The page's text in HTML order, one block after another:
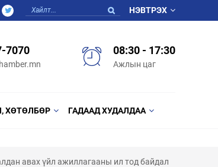
НЭВТРЭХ
7070 08:30 - 17:30
Ажлын цаг
ХӨТӨЛБӨР ГАДААД ХУДАЛДАА
авах үйл ажиллагааны ил тод байдал